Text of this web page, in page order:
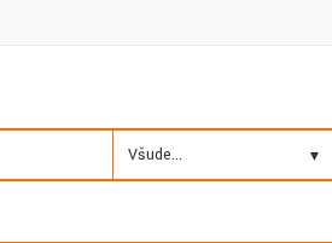
Všude...